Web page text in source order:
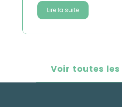
Lire la suite
Voir toutes